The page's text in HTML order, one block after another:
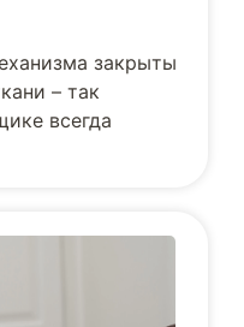
закрыты
– так
всегда